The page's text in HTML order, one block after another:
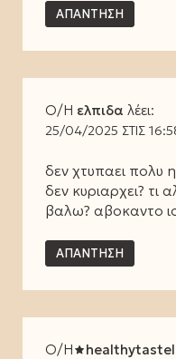
ΑΠΆΝΤΗΣΗ
Ο/Η ελπιδα λέει:
25/04/2025 ΣΤΙΣ
δεν χτυπαει πολυ
δεν κυριαρχει?
βαλω? αβοκαντο
ΑΠΆΝΤΗΣΗ
Ο/Η